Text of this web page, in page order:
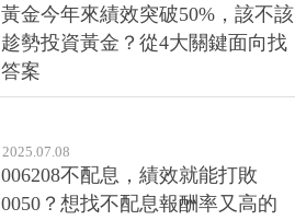
黃金今年來績效突破50%，該不該
趁勢投資黃金？從4大關鍵面向找
答案
2025.07.08
006208不配息，績效就能打敗
0050？想找不配息報酬率又高的